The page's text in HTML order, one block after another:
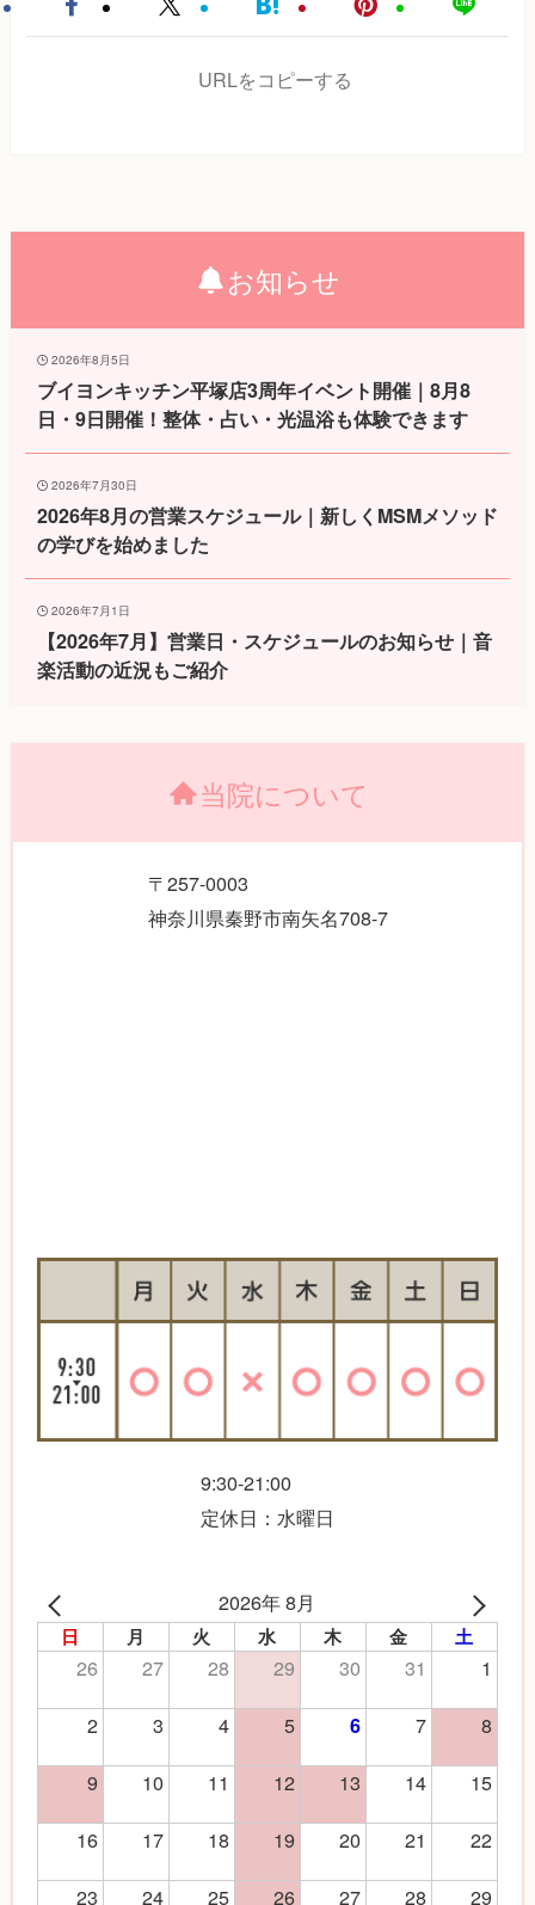
URLをコピーする
お知らせ
2026年8月5日
ブイヨンキッチン平塚店3周年イベント開催｜8月8
日・9日開催！整体・占い・光温浴も体験できます
2026年7月30日
2026年8月の営業スケジュール｜新しくMSMメソッド
の学びを始めました
2026年7月1日
【2026年7月】営業日・スケジュールのお知らせ｜音
楽活動の近況もご紹介
当院について
〒257-0003
神奈川県秦野市南矢名708-7
9:30-21:00
定休日：水曜日
2026年 8月
日 月 火 水 木 金 土
26 27 28 29 30 31
1
2
3 4 5 6 7
8
9
10 11 12 13 14
15
16
17 18 19 20 21
22
23
24 25 26 27 28 29